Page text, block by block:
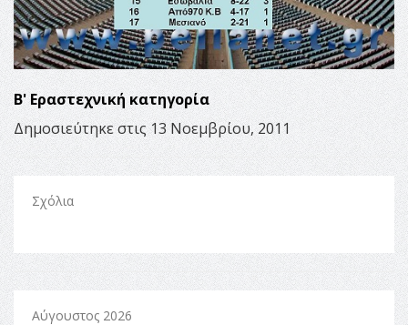
Β' Εραστεχνική κατηγορία
Δημοσιεύτηκε στις 13 Νοεμβρίου, 2011
Σχόλια
Αύγουστος 2026